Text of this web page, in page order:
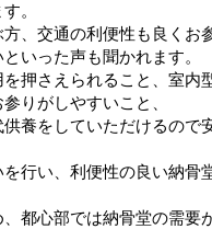
。
、交通の利便性も良くお
いった声も聞かれます。
押さえられること、室内
りがしやすいこと、
養をしていただけるので
行い、利便性の良い納骨
都心部では納骨堂の需要